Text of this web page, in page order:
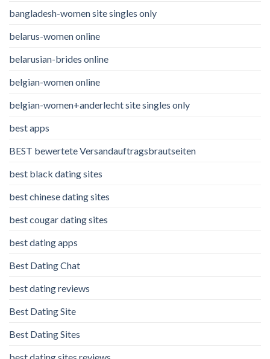
bangladesh-women site singles only
belarus-women online
belarusian-brides online
belgian-women online
belgian-women+anderlecht site singles only
best apps
BEST bewertete Versandauftragsbrautseiten
best black dating sites
best chinese dating sites
best cougar dating sites
best dating apps
Best Dating Chat
best dating reviews
Best Dating Site
Best Dating Sites